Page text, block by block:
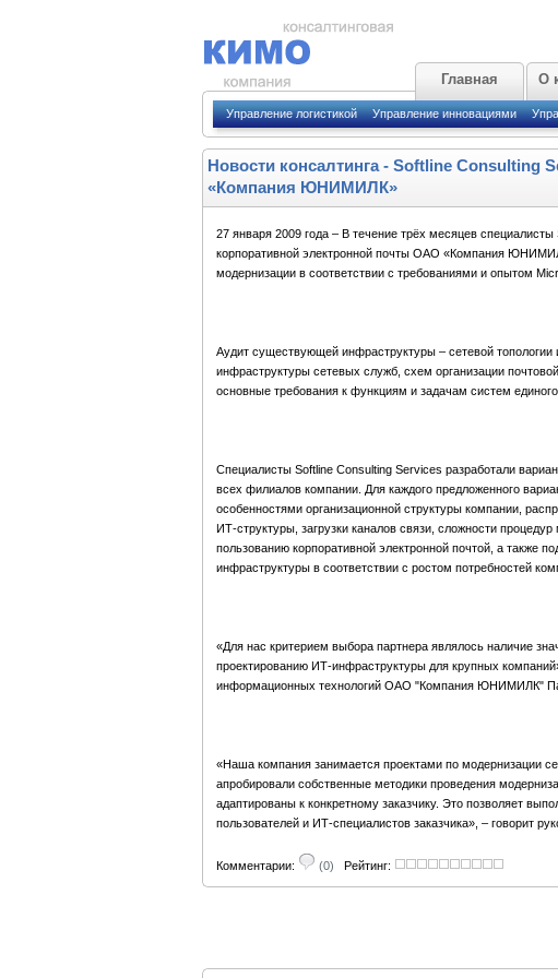
Главная О
Управление логистикой Управление инновациями
Новости консалтинга- Softline Consulting
«Компания ЮНИМИЛК»
27 января 2009 года – В течение трёх месяцев
корпоративной электронной почты ОАО «Компания
модернизации в соответствии с требованиями и опытом
Аудит существующей инфраструктуры – сетевой топологии
инфраструктуры сетевых служб, схем организации
основные требования к функциям и задачам систем
Специалисты Softline Consulting Services разработали
всех филиалов компании. Для каждого предложенного
особенностями организационной структуры компании,
ИТ-структуры, загрузки каналов связи, сложности
пользованию корпоративной электронной почтой, а также
инфраструктуры в соответствии с ростом потребностей
«Для нас критерием выбора партнера являлось наличие
проектированию ИТ-инфраструктуры для крупных
информационных технологий ОАО "Компания ЮНИМИЛК"
«Наша компания занимается проектами по модернизации
апробировали собственные методики проведения
адаптированы к конкретному заказчику. Это позволяет
пользователей и ИТ-специалистов заказчика», – говорит
Комментарии: (0) Рейтинг: